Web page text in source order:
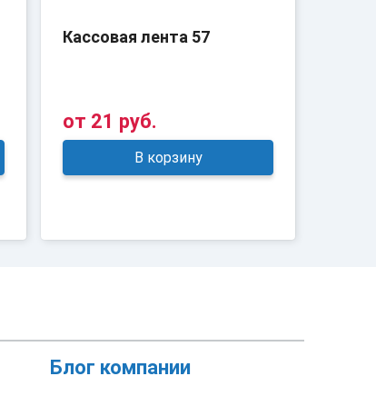
Кассовая лента 57
от 21 руб.
В корзину
Блог компании